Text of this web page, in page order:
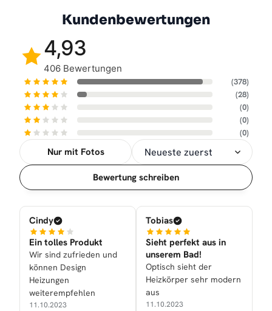
Kundenbewertungen
4,93
406 Bewertungen
(378)
(28)
(0)
(0)
(0)
Nur mit Fotos
Sortierung
Bewertung schreiben
Cindy
Ein tolles Produkt
Wir sind zufrieden und
können Design
Heizungen
weiterempfehlen
11.10.2023
Tobias
Sieht perfekt aus in
unserem Bad!
Optisch sieht der
Heizkörper sehr modern
aus
11.10.2023